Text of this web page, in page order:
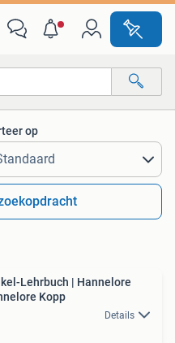
op
Lehrbuch | Hannelore
Kopp
Details